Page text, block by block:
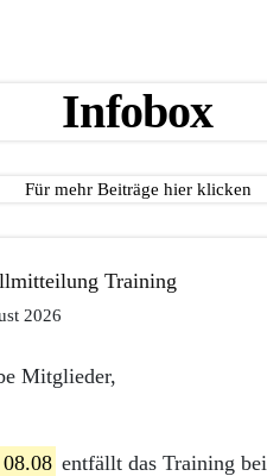
Infobox
Für mehr Beiträge hier klicken
Training
2026
Mitglieder,
08.08 entfällt das Training bei